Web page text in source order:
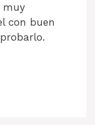
muy
con buen